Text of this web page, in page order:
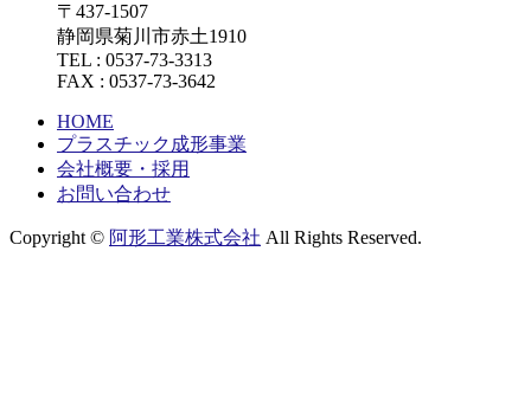
〒437-1507
静岡県菊川市赤土1910
TEL : 0537-73-3313
FAX : 0537-73-3642
HOME
プラスチック成形事業
会社概要・採用
お問い合わせ
Copyright © 阿形工業株式会社 All Rights Reserved.